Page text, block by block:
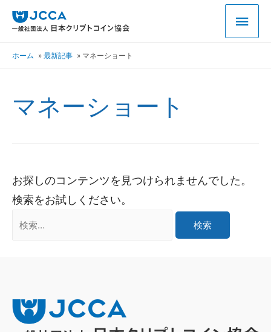
ホーム 最新記事 マネーショート
マネーショート
お探しのコンテンツを見つけられませんでした。
検索をお試しください。